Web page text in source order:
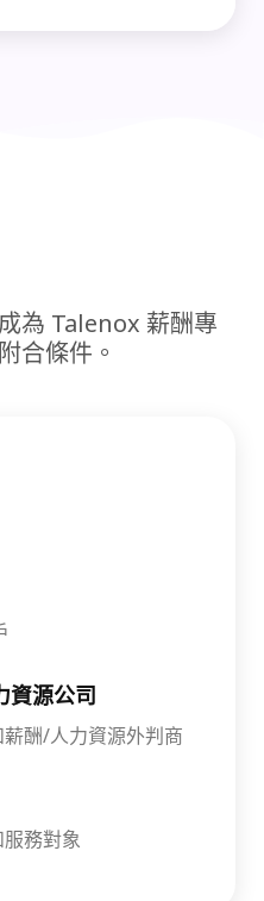
為 Talenox 薪酬專
合條件。
資源公司
酬/人力資源外判商
務對象